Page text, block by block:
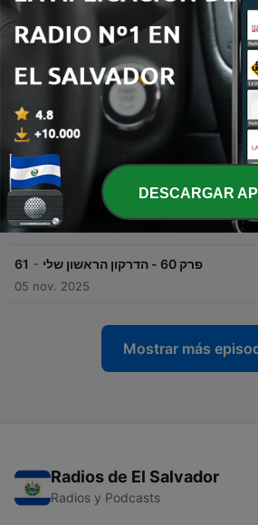
65 - ההמשך
64 - פרק 63 - עוד פעם מלחמות
29 abr. 2026
02 feb. 2026
62 -
18 nov. 2025
61 - פרק 60 - הדרקון הראשון שלי
05 nov. 2025
Mostrar más
Radios de El Salvador
Radios y Podcasts
DESCARGAR